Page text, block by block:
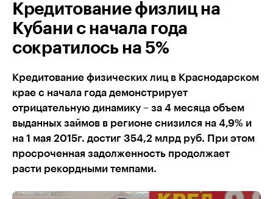
Кредитование физлиц на
Кубани с начала года
сократилось на 5%
Кредитование физических лиц в Краснодарском
крае с начала года демонстрирует
отрицательную динамику – за 4 месяца объем
выданных займов в регионе снизился на 4,9% и
на 1 мая 2015г. достиг 354,2 млрд руб. При этом
просроченная задолженность продолжает
расти рекордными темпами.